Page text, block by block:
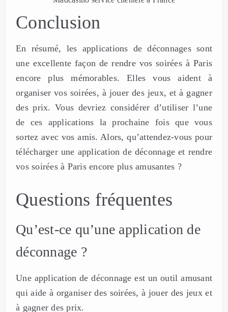
Conclusion
En résumé, les applications de déconnages sont
une excellente façon de rendre vos soirées à Paris
encore plus mémorables. Elles vous aident à
organiser vos soirées, à jouer des jeux, et à gagner
des prix. Vous devriez considérer d’utiliser l’une
de ces applications la prochaine fois que vous
sortez avec vos amis. Alors, qu’attendez-vous pour
télécharger une application de déconnage et rendre
vos soirées à Paris encore plus amusantes ?
Questions fréquentes
Qu’est-ce qu’une application de
déconnage ?
Une application de déconnage est un outil amusant
qui aide à organiser des soirées, à jouer des jeux et
à gagner des prix.